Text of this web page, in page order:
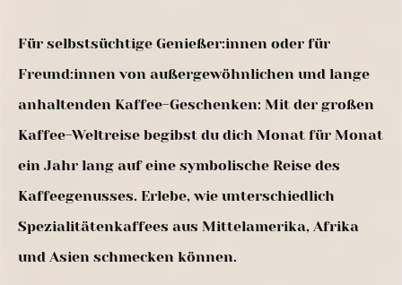
Für selbstsüchtige Genießer:innen oder für
Freund:innen von außergewöhnlichen und lange
anhaltenden Kaffee-Geschenken: Mit der großen
Kaffee-Weltreise begibst du dich Monat für Monat
ein Jahr lang auf eine symbolische Reise des
Kaffeegenusses. Erlebe, wie unterschiedlich
Spezialitätenkaffees aus Mittelamerika, Afrika
und Asien schmecken können.